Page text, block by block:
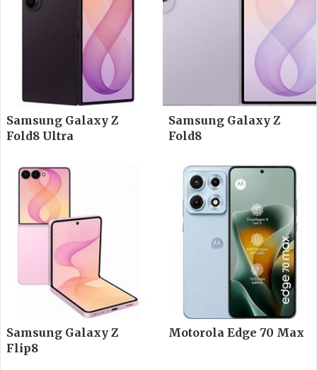
Samsung Galaxy Z
Fold8 Ultra
Samsung Galaxy Z
Fold8
Samsung Galaxy Z
Flip8
Motorola Edge 70 Max